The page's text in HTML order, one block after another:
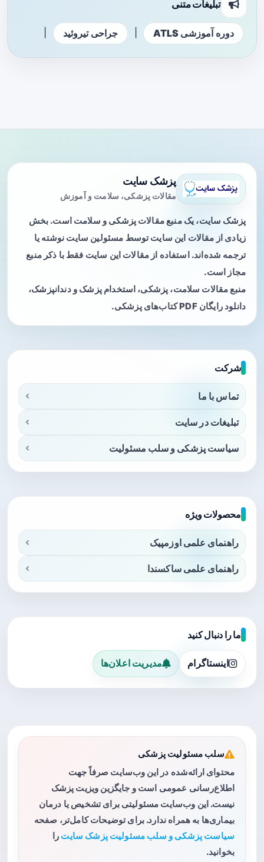
تبلیغات متنی
دوره آموزشی ATLS جراحی تیروئید
پزشک سایت
مقالات پزشکی، سلامت و آموزش
پزشک سایت، یک منبع مقالات پزشکی و سلامت است. بخش
زیادی از مقالات این سایت توسط مسئولین سایت نوشته یا
ترجمه شده‌اند. استفاده از مقالات این سایت فقط با ذکر منبع
مجاز است.
منبع مقالات سلامت، پزشکی، استخدام پزشک و دندانپزشک،
دانلود رایگان PDF کتاب‌های پزشکی.
شرکت
تماس با ما
تبلیغات در سایت
سیاست پزشکی و سلب مسئولیت
محصولات ویژه
راهنمای علمی اوزمپیک
راهنمای علمی ساکسندا
ما را دنبال کنید
اینستاگرام مدیریت اعلان‌ها
سلب مسئولیت پزشکی
محتوای ارائه‌شده در این وب‌سایت صرفاً جهت
اطلاع‌رسانی عمومی است و جایگزین ویزیت پزشک
نیست. این وب‌سایت مسئولیتی برای تشخیص یا درمان
بیماری‌ها به همراه ندارد. برای توضیحات کامل‌تر، صفحه
سیاست پزشکی و سلب مسئولیت پزشک سایت را
بخوانید.